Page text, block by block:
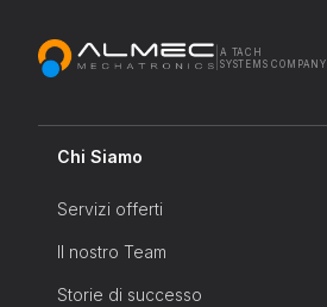
A TACH
SYSTEMS COMPANY
Chi Siamo
Servizi offerti
Il nostro Team
Storie di successo